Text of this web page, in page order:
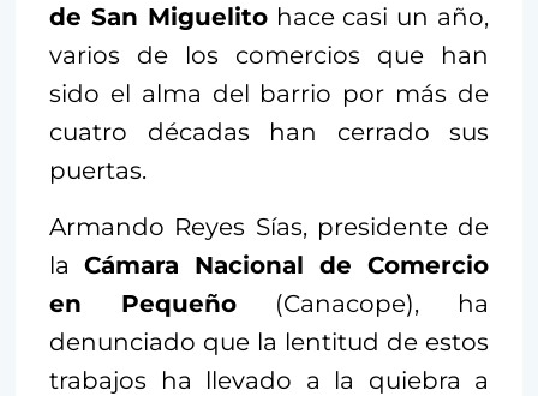
de San Miguelitohace casi un año,
varios de los comercios que han
sido el alma del barrio por más de
cuatro décadas han cerrado sus
puertas.
Armando Reyes Sías, presidente de
la Cámara Nacional de Comercio
en Pequeño (Canacope), ha
denunciado que la lentitud de estos
trabajos ha llevado a la quiebra a